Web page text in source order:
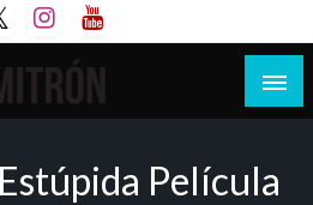
de cine española y
Película